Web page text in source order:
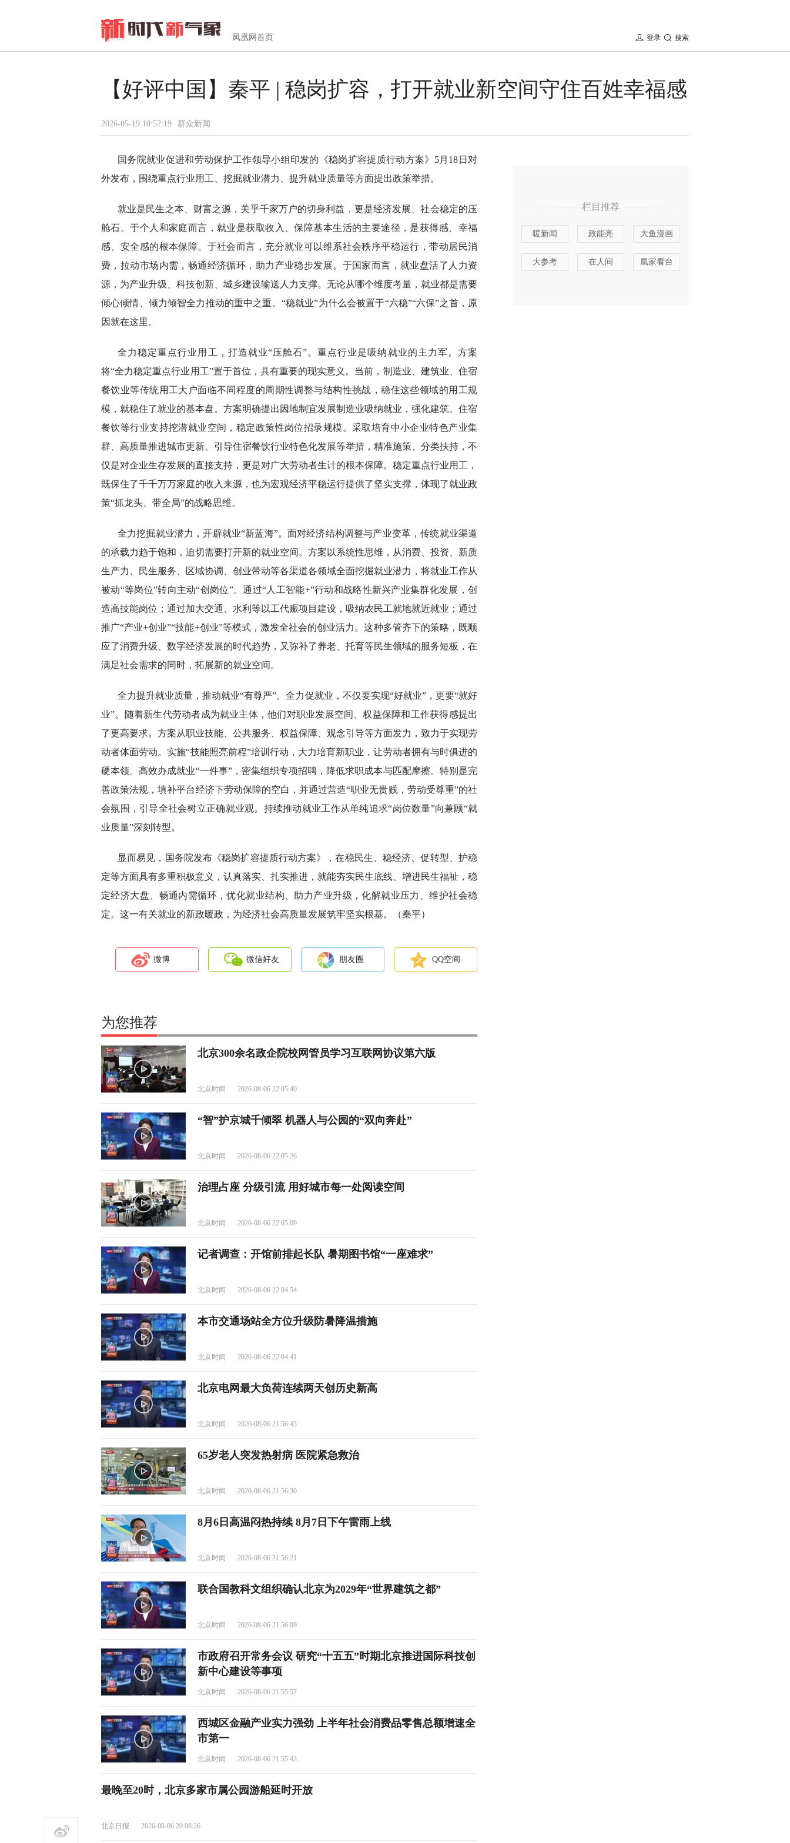
凤凰网首页 搜索
登录
【好评中国】秦平 | 稳岗扩容，打开就业新空间守住百姓幸福感
2026-05-19 10:52:19 群众新闻
国务院就业促进和劳动保护工作领导小组印发的《稳岗扩容提质行动方案》5月18日对
外发布，围绕重点行业用工、挖掘就业潜力、提升就业质量等方面提出政策举措。
就业是民生之本、财富之源，关乎千家万户的切身利益，更是经济发展、社会稳定的压
舱石。于个人和家庭而言，就业是获取收入、保障基本生活的主要途径，是获得感、幸福
感、安全感的根本保障。于社会而言，充分就业可以维系社会秩序平稳运行，带动居民消
费，拉动市场内需，畅通经济循环，助力产业稳步发展。于国家而言，就业盘活了人力资
源，为产业升级、科技创新、城乡建设输送人力支撑。无论从哪个维度考量，就业都是需要
倾心倾情、倾力倾智全力推动的重中之重。“稳就业”为什么会被置于“六稳”“六保”之首，原
因就在这里。
全力稳定重点行业用工，打造就业“压舱石”。重点行业是吸纳就业的主力军。方案
将“全力稳定重点行业用工”置于首位，具有重要的现实意义。当前，制造业、建筑业、住宿
餐饮业等传统用工大户面临不同程度的周期性调整与结构性挑战，稳住这些领域的用工规
模，就稳住了就业的基本盘。方案明确提出因地制宜发展制造业吸纳就业，强化建筑、住宿
餐饮等行业支持挖潜就业空间，稳定政策性岗位招录规模。采取培育中小企业特色产业集
群、高质量推进城市更新、引导住宿餐饮行业特色化发展等举措，精准施策、分类扶持，不
仅是对企业生存发展的直接支持，更是对广大劳动者生计的根本保障。稳定重点行业用工，
既保住了千千万万家庭的收入来源，也为宏观经济平稳运行提供了坚实支撑，体现了就业政
策“抓龙头、带全局”的战略思维。
全力挖掘就业潜力，开辟就业“新蓝海”。面对经济结构调整与产业变革，传统就业渠道
的承载力趋于饱和，迫切需要打开新的就业空间。方案以系统性思维，从消费、投资、新质
生产力、民生服务、区域协调、创业带动等各渠道各领域全面挖掘就业潜力，将就业工作从
被动“等岗位”转向主动“创岗位”。通过“人工智能+”行动和战略性新兴产业集群化发展，创
造高技能岗位；通过加大交通、水利等以工代赈项目建设，吸纳农民工就地就近就业；通过
推广“产业+创业”“技能+创业”等模式，激发全社会的创业活力。这种多管齐下的策略，既顺
应了消费升级、数字经济发展的时代趋势，又弥补了养老、托育等民生领域的服务短板，在
满足社会需求的同时，拓展新的就业空间。
全力提升就业质量，推动就业“有尊严”。全力促就业，不仅要实现“好就业”，更要“就好
业”。随着新生代劳动者成为就业主体，他们对职业发展空间、权益保障和工作获得感提出
了更高要求。方案从职业技能、公共服务、权益保障、观念引导等方面发力，致力于实现劳
动者体面劳动。实施“技能照亮前程”培训行动，大力培育新职业，让劳动者拥有与时俱进的
硬本领。高效办成就业“一件事”，密集组织专项招聘，降低求职成本与匹配摩擦。特别是完
善政策法规，填补平台经济下劳动保障的空白，并通过营造“职业无贵贱，劳动受尊重”的社
会氛围，引导全社会树立正确就业观。持续推动就业工作从单纯追求“岗位数量”向兼顾“就
业质量”深刻转型。
显而易见，国务院发布《稳岗扩容提质行动方案》，在稳民生、稳经济、促转型、护稳
定等方面具有多重积极意义，认真落实、扎实推进，就能夯实民生底线、增进民生福祉，稳
定经济大盘、畅通内需循环，优化就业结构、助力产业升级，化解就业压力、维护社会稳
定。这一有关就业的新政暖政，为经济社会高质量发展筑牢坚实根基。（秦平）
微博 微信好友 朋友圈 QQ空间
为您推荐
北京300余名政企院校网管员学习互联网协议第六版
北京时间 2026-08-06 22:05:40
“智”护京城千倾翠 机器人与公园的“双向奔赴”
北京时间 2026-08-06 22:05:26
治理占座 分级引流 用好城市每一处阅读空间
北京时间 2026-08-06 22:05:09
记者调查：开馆前排起长队 暑期图书馆“一座难求”
北京时间 2026-08-06 22:04:54
本市交通场站全方位升级防暑降温措施
北京时间 2026-08-06 22:04:41
北京电网最大负荷连续两天创历史新高
北京时间 2026-08-06 21:56:43
65岁老人突发热射病 医院紧急救治
北京时间 2026-08-06 21:56:30
8月6日高温闷热持续 8月7日下午雷雨上线
北京时间 2026-08-06 21:56:21
联合国教科文组织确认北京为2029年“世界建筑之都”
北京时间 2026-08-06 21:56:09
市政府召开常务会议 研究“十五五”时期北京推进国际科技创
新中心建设等事项
北京时间 2026-08-06 21:55:57
西城区金融产业实力强劲 上半年社会消费品零售总额增速全
市第一
北京时间 2026-08-06 21:55:43
最晚至20时，北京多家市属公园游船延时开放
北京日报 2026-08-06 20:08:36
栏目推荐
暖新闻 政能亮 大鱼漫画
大参考 在人间 凰家看台